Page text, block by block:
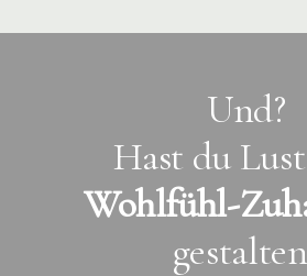
Und?
Hast du
Wohlfühl-